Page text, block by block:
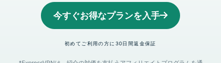
今すぐお得なプランを入手
初めてご利用の方に30日間返金保証